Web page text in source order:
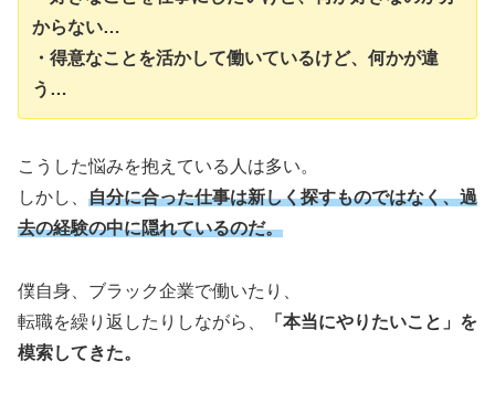
からない…
・得意なことを活かして働いているけど、何かが違
う…
こうした悩みを抱えている人は多い。
しかし、 自分に合った仕事は新しく探すものではなく、過
去の経験の中に隠れているのだ。
僕自身、ブラック企業で働いたり、
転職を繰り返したりしながら、
「本当にやりたいこと」を
模索してきた。